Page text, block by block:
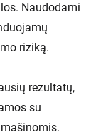
Naudodami
riziką.
rezultatų,
su